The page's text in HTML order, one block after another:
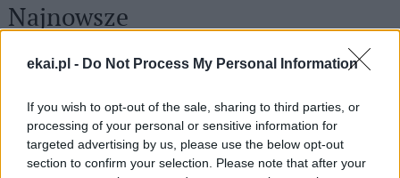
ekai.pl - Do Not Process My Personal Information
If you wish to opt-out of the sale, sharing to third parties, or
processing of your personal or sensitive information for
targeted advertising by us, please use the below opt-out
section to confirm your selection. Please note that after your
Najnowsze
07 sierpnia 2026 | 23:10
przyjeżdżają z gotowymi odpowiedziami
07 sierpnia 2026 | 22:47
Biskupi o podróży apostolskiej Leona XIV do Francji: wielka
radość